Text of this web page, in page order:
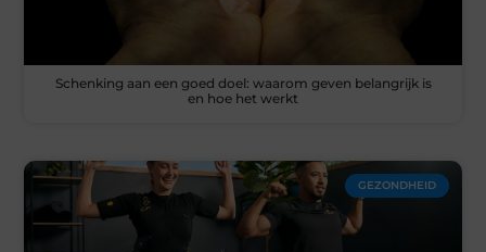
Schenking aan een goed doel: waarom geven belangrijk is
en hoe het werkt
GEZONDHEID